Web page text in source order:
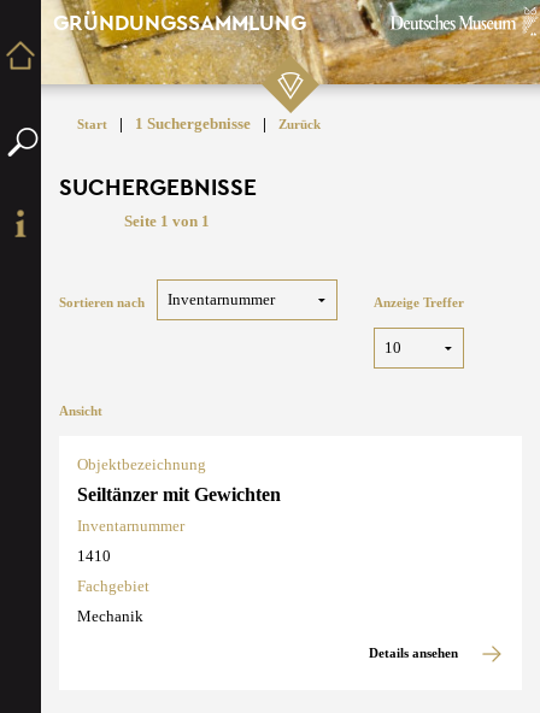
GRÜNDUNGSSAMMLUNG
Start | 1 Suchergebnisse | Zurück
SUCHERGEBNISSE
Seite 1 von 1
Sortieren nach Anzeige Treffer
Ansicht
Objektbezeichnung
Seiltänzer mit Gewichten
Inventarnummer
1410
Fachgebiet
Mechanik
Details ansehen